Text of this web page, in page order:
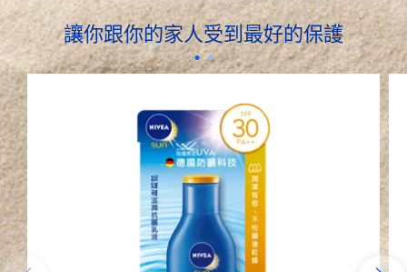
讓你跟你的家人受到最好的保護